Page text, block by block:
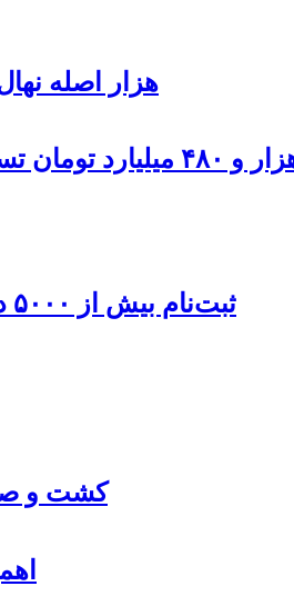
۹۰۰هزار اصله
روستایی در اردبیل
ثبت‌نام بیش از ۵۰۰۰ داوطلب در انتخابات شوراهای روستا در اردبیل
کشت و